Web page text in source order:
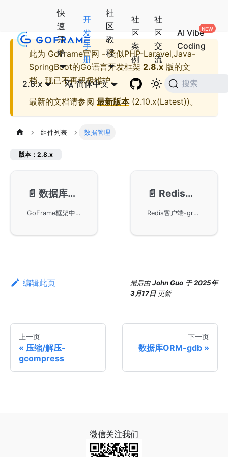
快
速
开
始
开
发
手
册
社
区
教
程
社
区
案
例
社
区
交
流
AI Vibe
Coding
2.8.x 简体中文 搜索
此为 GoFrame官网 - 类似PHP-Laravel,Java-
SpringBoot的Go语言开发框架 2.8.x 版的文
档，现已不再积极维护。
最新的文档请参阅 最新版本(2.10.x(Latest))。
组件列表 数据管理
版本：2.8.x
📄️ 数据库ORM-gdb
GoFrame框架中的gdb模块，该模块是实现数据库ORM功能的核心组件，负责高效的数据操作与管理。在GoFrame框架中，gdb扮演着至关重要的角色，有助于简化数据库的交互和管理。
📄️ Redis客户端-gredis
Redis客户端-gredis模块旨在通过GoFrame框架提供高效的数据库缓存操作，用户可以探索如何在GoFrame框架下优化Redis相关应用，实现高性能的Redis功能。
编辑此页 最后由John Guo 于2025年
3月17日 更新
上一页
压缩/解压-
gcompress
下一页
数据库ORM-gdb
微信关注我们